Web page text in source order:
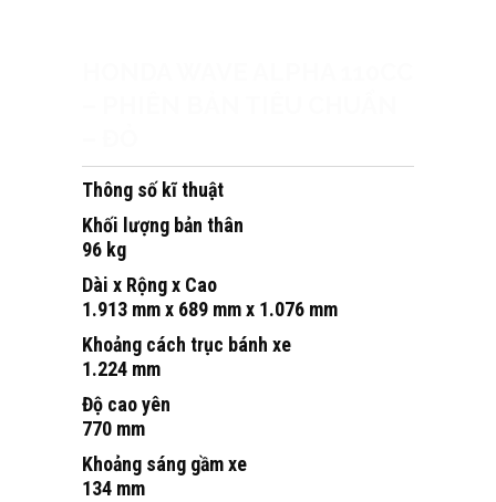
Thông số kĩ thuật
Khối lượng bản thân
96 kg
Dài x Rộng x Cao
1.913 mm x 689 mm x 1.076 mm
Khoảng cách trục bánh xe
1.224 mm
Độ cao yên
770 mm
Khoảng sáng gầm xe
134 mm